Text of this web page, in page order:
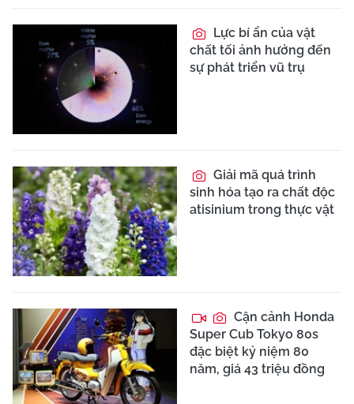
Lực bí ẩn của vật
chất tối ảnh hưởng đến
sự phát triển vũ trụ
Giải mã quá trình
sinh hóa tạo ra chất độc
atisinium trong thực vật
Cận cảnh Honda
Super Cub Tokyo 80s
đặc biệt kỷ niệm 80
năm, giá 43 triệu đồng